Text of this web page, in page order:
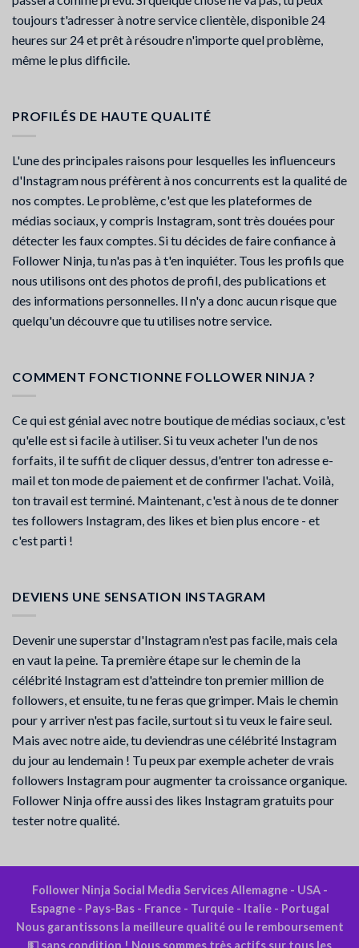
toujours t'adresser à notre service clientèle, disponible 24
heures sur 24 et prêt à résoudre n'importe quel problème,
même le plus difficile.
PROFILÉS DE HAUTE QUALITÉ
L'une des principales raisons pour lesquelles les influenceurs
d'Instagram nous préfèrent à nos concurrents est la qualité de
nos comptes. Le problème, c'est que les plateformes de
médias sociaux, y compris Instagram, sont très douées pour
détecter les faux comptes. Si tu décides de faire confiance à
Follower Ninja, tu n'as pas à t'en inquiéter. Tous les profils que
nous utilisons ont des photos de profil, des publications et
des informations personnelles. Il n'y a donc aucun risque que
quelqu'un découvre que tu utilises notre service.
COMMENT FONCTIONNE FOLLOWER NINJA ?
Ce qui est génial avec notre boutique de médias sociaux, c'est
qu'elle est si facile à utiliser. Si tu veux acheter l'un de nos
forfaits, il te suffit de cliquer dessus, d'entrer ton adresse e-
mail et ton mode de paiement et de confirmer l'achat. Voilà,
ton travail est terminé. Maintenant, c'est à nous de te donner
tes followers Instagram, des likes et bien plus encore - et
c'est parti !
DEVIENS UNE SENSATION INSTAGRAM
Devenir une superstar d'Instagram n'est pas facile, mais cela
en vaut la peine. Ta première étape sur le chemin de la
célébrité Instagram est d'atteindre ton premier million de
followers, et ensuite, tu ne feras que grimper. Mais le chemin
pour y arriver n'est pas facile, surtout si tu veux le faire seul.
Mais avec notre aide, tu deviendras une célébrité Instagram
du jour au lendemain ! Tu peux par exemple acheter de vrais
followers Instagram pour augmenter ta croissance organique.
Follower Ninja offre aussi des likes Instagram gratuits pour
tester notre qualité.
Follower Ninja Social Media Services Allemagne - USA -
Espagne - Pays-Bas - France - Turquie - Italie - Portugal
Nous garantissons la meilleure qualité ou le remboursement
💵 sans condition ! Nous sommes très actifs sur tous les